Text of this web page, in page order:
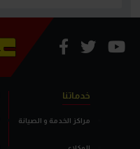
خدماتنا
مراكز الخدمة و الصيانة